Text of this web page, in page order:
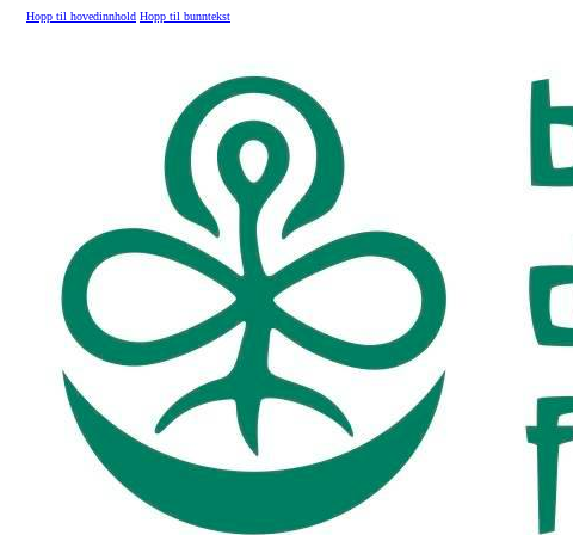
Hopp til hovedinnhold Hopp til bunntekst